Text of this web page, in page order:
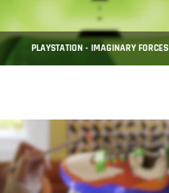
PLAYSTATION - IMAGINARY FORCES